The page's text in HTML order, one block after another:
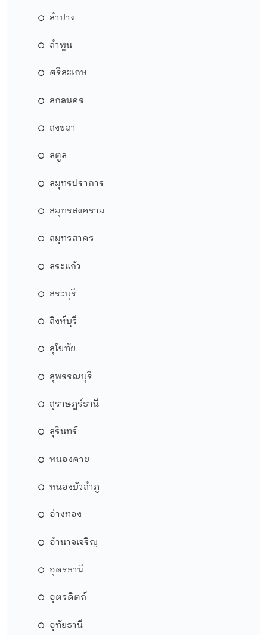
ลำปาง
ลำพูน
ศรีสะเกษ
สกลนคร
สงขลา
สตูล
สมุทรปราการ
สมุทรสงคราม
สมุทรสาคร
สระแก้ว
สระบุรี
สิงห์บุรี
สุโขทัย
สุพรรณบุรี
สุราษฎร์ธานี
สุรินทร์
หนองคาย
หนองบัวลำภู
อ่างทอง
อำนาจเจริญ
อุดรธานี
อุตรดิตถ์
อุทัยธานี